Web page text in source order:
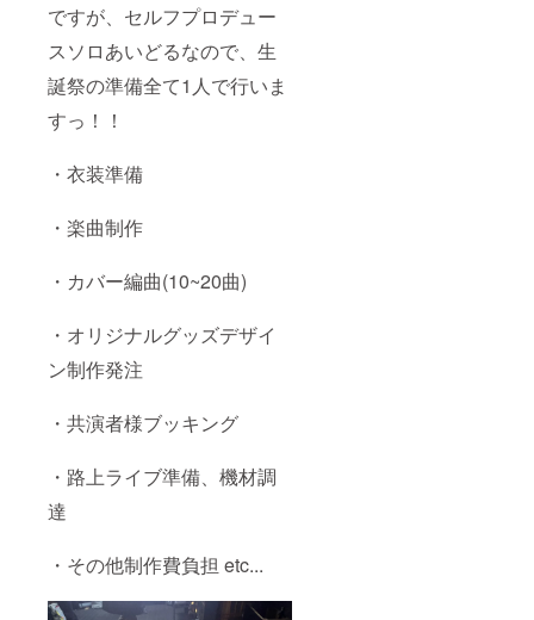
ですが、セルフプロデュー
スソロあいどるなので、生
誕祭の準備全て1人で行いま
すっ！！
・衣装準備
・楽曲制作
・カバー編曲(10~20曲)
・オリジナルグッズデザイ
ン制作発注
・共演者様ブッキング
・路上ライブ準備、機材調
達
・その他制作費負担 etc...